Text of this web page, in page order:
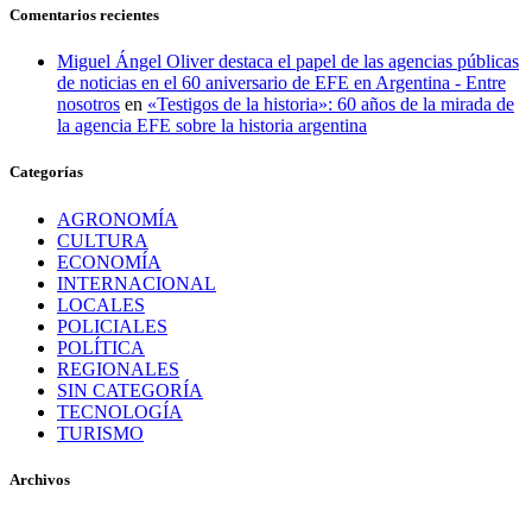
Comentarios recientes
Miguel Ángel Oliver destaca el papel de las agencias públicas
de noticias en el 60 aniversario de EFE en Argentina - Entre
nosotros en «Testigos de la historia»: 60 años de la mirada de
la agencia EFE sobre la historia argentina
Categorías
AGRONOMÍA
CULTURA
ECONOMÍA
INTERNACIONAL
LOCALES
POLICIALES
POLÍTICA
REGIONALES
SIN CATEGORÍA
TECNOLOGÍA
TURISMO
Archivos